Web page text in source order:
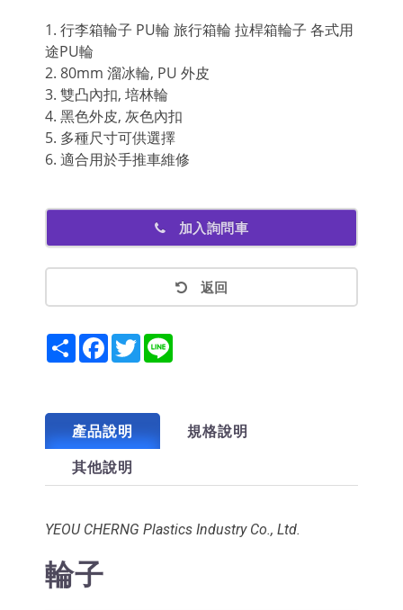
1. 行李箱輪子 PU輪 旅行箱輪 拉桿箱輪子 各式用
途PU輪
2. 80mm 溜冰輪, PU 外皮
3. 雙凸內扣, 培林輪
4. 黑色外皮, 灰色內扣
5. 多種尺寸可供選擇
6. 適合用於手推車維修
加入詢問車
返回
ShareFacebook
Twitter
產品說明
規格說明
其他說明
YEOU CHERNG Plastics Industry Co., Ltd.
輪子